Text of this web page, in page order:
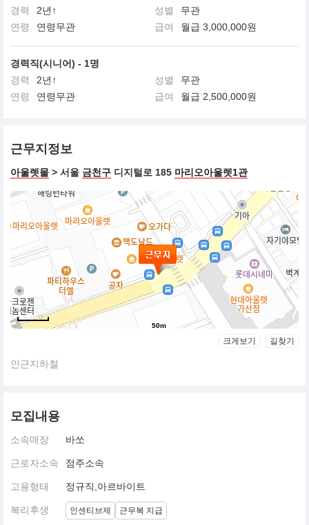
경력
2년↑ 성별
무관
연령
연령무관 급여 월급 3,000,000원
경력직(시니어) - 1명
경력
2년↑ 성별
무관
연령
연령무관 급여 월급 2,500,000원
근무지정보
아울렛몰 > 서울 금천구 디지털로 185 마리오아울렛1관
50m
크게보기 길찾기
인근지하철
모집내용
소속매장 바쏘
근로자소속 점주소속
고용형태 정규직,아르바이트
복리후생 인센티브제 근무복 지급